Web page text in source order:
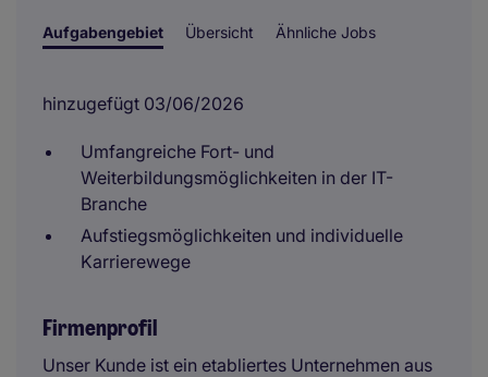
Aufgabengebiet Übersicht Ähnliche Jobs
hinzugefügt 03/06/2026
Umfangreiche Fort- und
Weiterbildungsmöglichkeiten in der IT-
Branche
Aufstiegsmöglichkeiten und individuelle
Karrierewege
Firmenprofil
Unser Kunde ist ein etabliertes Unternehmen aus